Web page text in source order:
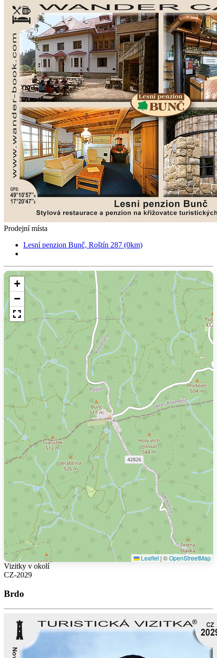
Prodejní místa
Lesní penzion Bunč, Roštín 287 (0km)
+
−
Leaflet | ©OpenStreetMap
Vizitky v okolí
CZ-2029
Brdo